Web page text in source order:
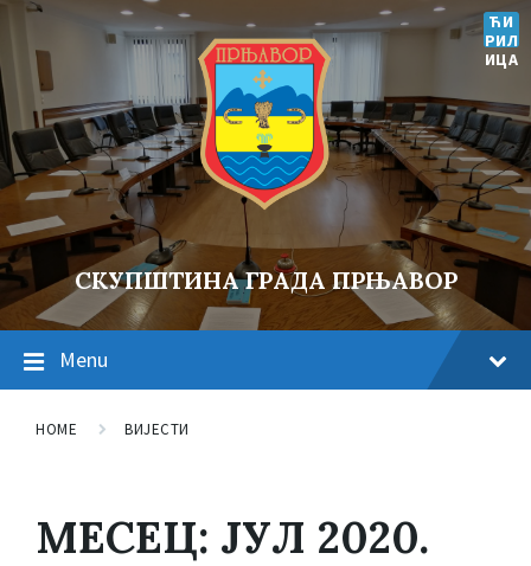
ЋИ
РИЛ
ИЦА
СКУПШТИНА ГРАДА ПРЊАВОР
Menu
HOME ВИЈЕСТИ
МЕСЕЦ: ЈУЛ 2020.